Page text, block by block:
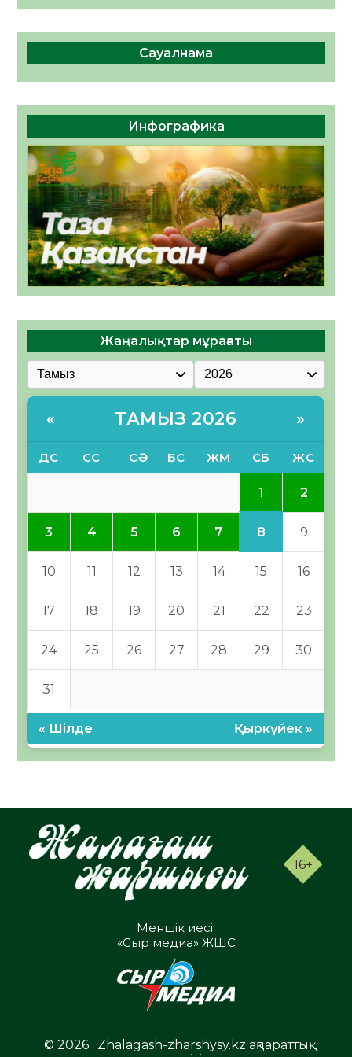
Сауалнама
Инфографика
Жаңалықтар мұрағаты
« ТАМЫЗ 2026 »
ДС СС СӘ БС ЖМ СБ ЖС
1 2
3 4 5 6 7 8 9
10 11 12 13 14 15 16
17 18 19 20 21 22 23
24 25 26 27 28 29 30
31
« Шілде Қыркүйек »
16+
Меншік иесі:
«Сыр медиа» ЖШС
© 2026 . Zhalagash-zharshysy.kz ақпараттық